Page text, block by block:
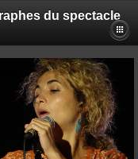
du spectacle